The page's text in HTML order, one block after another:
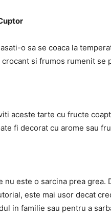
o sa se coaca la
si frumos rumenit se
aceste tarte cu fructe
fi decorat cu arome sau
este o sarcina prea grea.
este mai usor decat
in familie sau pentru a